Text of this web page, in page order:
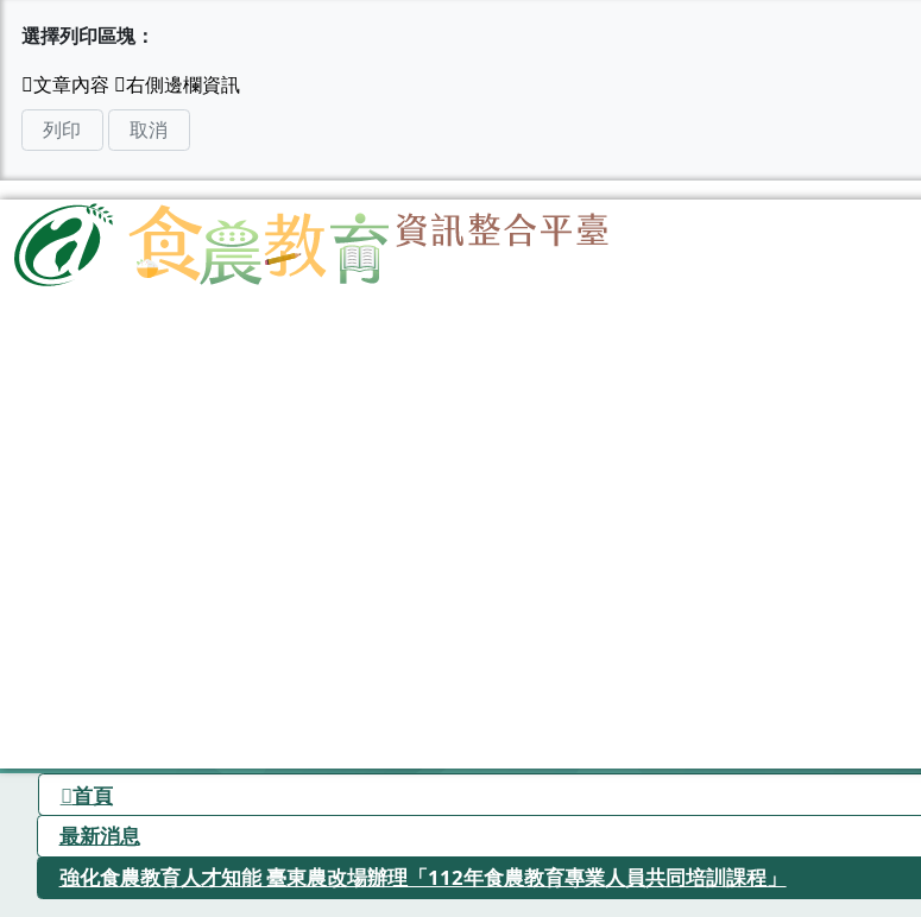
選擇列印區塊：
列印 取消
首頁
最新消息
強化食農教育人才知能 臺東農改場辦理「112年食農教育專業人員共同培訓課程」